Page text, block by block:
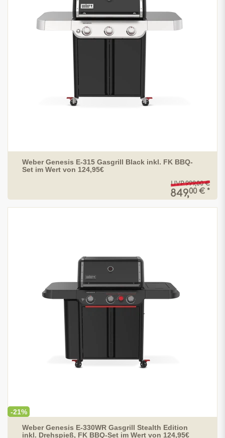
Weber Genesis E-315 Gasgrill Black inkl. FK BBQ-
Set im Wert von 124,95€
UVP 999,00 €
849,00 € *
-21%
Weber Genesis E-330WR Gasgrill Stealth Edition
inkl. Drehspieß, FK BBQ-Set im Wert von 124,95€